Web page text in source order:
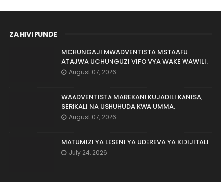
ZA HIVI PUNDE
MCHUNGAJI MWADVENTISTA MSTAAFU
ATAJWA UCHUNGUZI VIFO VYA WAKE WAWILI.
August 07, 2026
WAADVENTISTA MAREKANI KUJADILI KANISA,
SERIKALI NA USHUHUDA KWA UMMA.
August 07, 2026
MATUMIZI YA LESENI YA UDEREVA YA KIDIJITALI
July 24, 2026